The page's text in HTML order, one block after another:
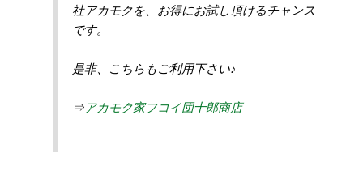
社アカモクを、お得にお試し頂けるチャンス
です。
是非、こちらもご利用下さい♪
⇒ アカモク家フコイ団十郎商店